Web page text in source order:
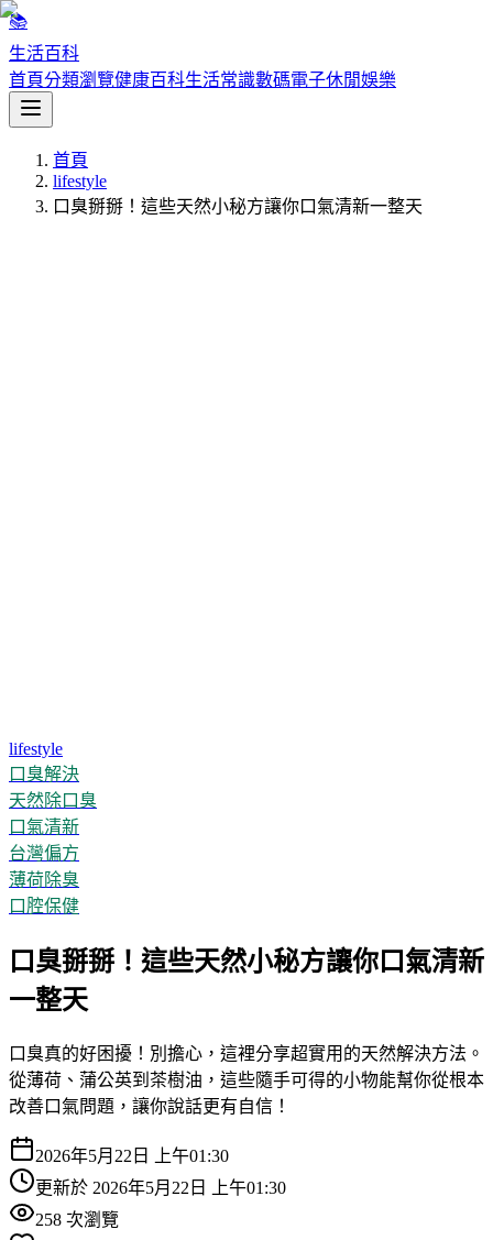
📚
生活百科
首頁分類瀏覽健康百科生活常識數碼電子休閒娛樂
首頁
lifestyle
口臭掰掰！這些天然小秘方讓你口氣清新一整天
lifestyle
口臭解決
天然除口臭
口氣清新
台灣偏方
薄荷除臭
口腔保健
口臭掰掰！這些天然小秘方讓你口氣清新
一整天
口臭真的好困擾！別擔心，這裡分享超實用的天然解決方法。
從薄荷、蒲公英到茶樹油，這些隨手可得的小物能幫你從根本
改善口氣問題，讓你說話更有自信！
2026年5月22日 上午01:30
更新於 2026年5月22日 上午01:30
258 次瀏覽